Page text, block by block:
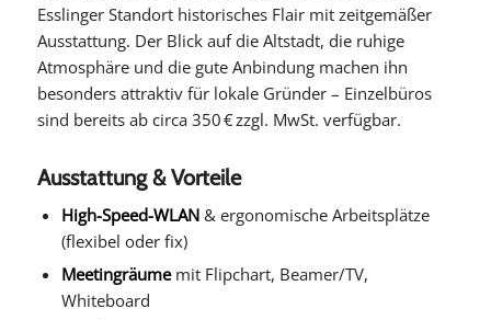
Esslinger Standort historisches Flair mit zeitgemäßer
Ausstattung. Der Blick auf die Altstadt, die ruhige
Atmosphäre und die gute Anbindung machen ihn
besonders attraktiv für lokale Gründer – Einzelbüros
sind bereits ab circa 350 € zzgl. MwSt. verfügbar.
Ausstattung & Vorteile
High-Speed-WLAN& ergonomische Arbeitsplätze
(flexibel oder fix)
Meetingräumemit Flipchart, Beamer/TV,
Whiteboard